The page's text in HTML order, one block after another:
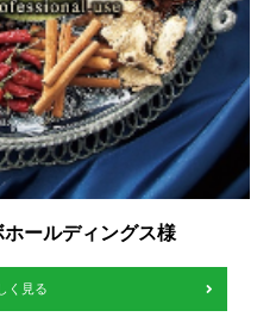
ールディングス様
く見る